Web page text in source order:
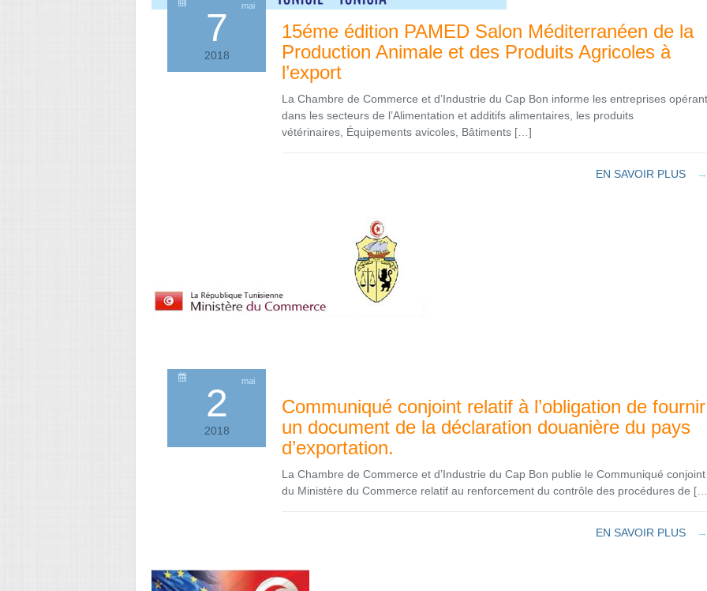
7 mai
2018
15éme édition PAMED Salon Méditerranéen de la
Production Animale et des Produits Agricoles à
l’export
La Chambre de Commerce et d’Industrie du Cap Bon informe les entreprises opérant
dans les secteurs de l’Alimentation et additifs alimentaires, les produits
vétérinaires, Équipements avicoles, Bâtiments […]
EN SAVOIR PLUS →
2 mai
2018
Communiqué conjoint relatif à l’obligation de fournir
un document de la déclaration douanière du pays
d’exportation.
La Chambre de Commerce et d’Industrie du Cap Bon publie le Communiqué conjoint
du Ministère du Commerce relatif au renforcement du contrôle des procédures de
EN SAVOIR PLUS →